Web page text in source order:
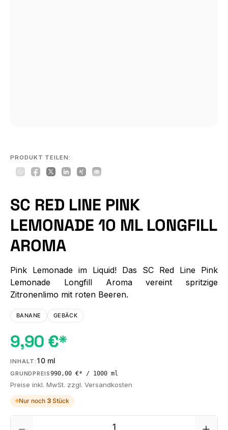
PRODUKT TEILEN:
SC RED LINE PINK
LEMONADE 10 ML LONGFILL
AROMA
Pink Lemonade im Liquid! Das SC Red Line Pink
Lemonade Longfill Aroma vereint spritzige
Zitronenlimo mit roten Beeren.
BANANE GEBÄCK
9,90 €*
INHALT: 10 ml
GRUNDPREIS990,00 €* / 1000 ml
Preise inkl. MwSt. zzgl. Versandkosten
Nur noch 3 Stück
Produkt Anzahl: Gib den